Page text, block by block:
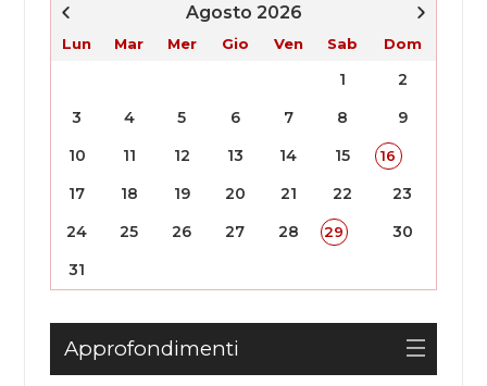
Agosto 2026
Lun Mar Mer Gio Ven Sab Dom
1
2
3
4 5 6 7 8
9
10
11 12 13 14 15 16
17 18 19 20 21 22
23
24
25 26 27 28 29
30
31
Approfondimenti